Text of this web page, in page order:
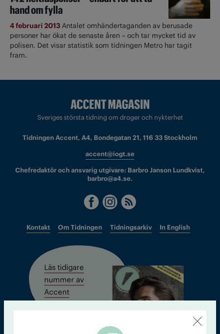
hand om fylla
4 februari 2013Antalet omhändertaganden av berusade
personer har ökat de senaste åren – och tar mycket tid av
polisen. Det visar statistik som tidningen Metro har tagit
fram.
Sveriges största tidning om droger och nykterhet
Tidningen Accent, A4, Bondegatan 21, 116 33 Stockholm
accent@iogt.se
Chefredaktör och ansvarig utgivare: Barbro Janson Lundkvist,
barbro@a4.se.
Kontakt Om Tidningen Tidningsarkiv In English
Läs tidigare
nummer av
Accent